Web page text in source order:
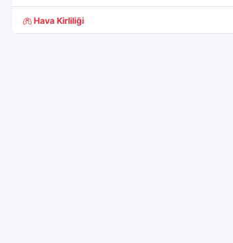
Hava Kirliliği